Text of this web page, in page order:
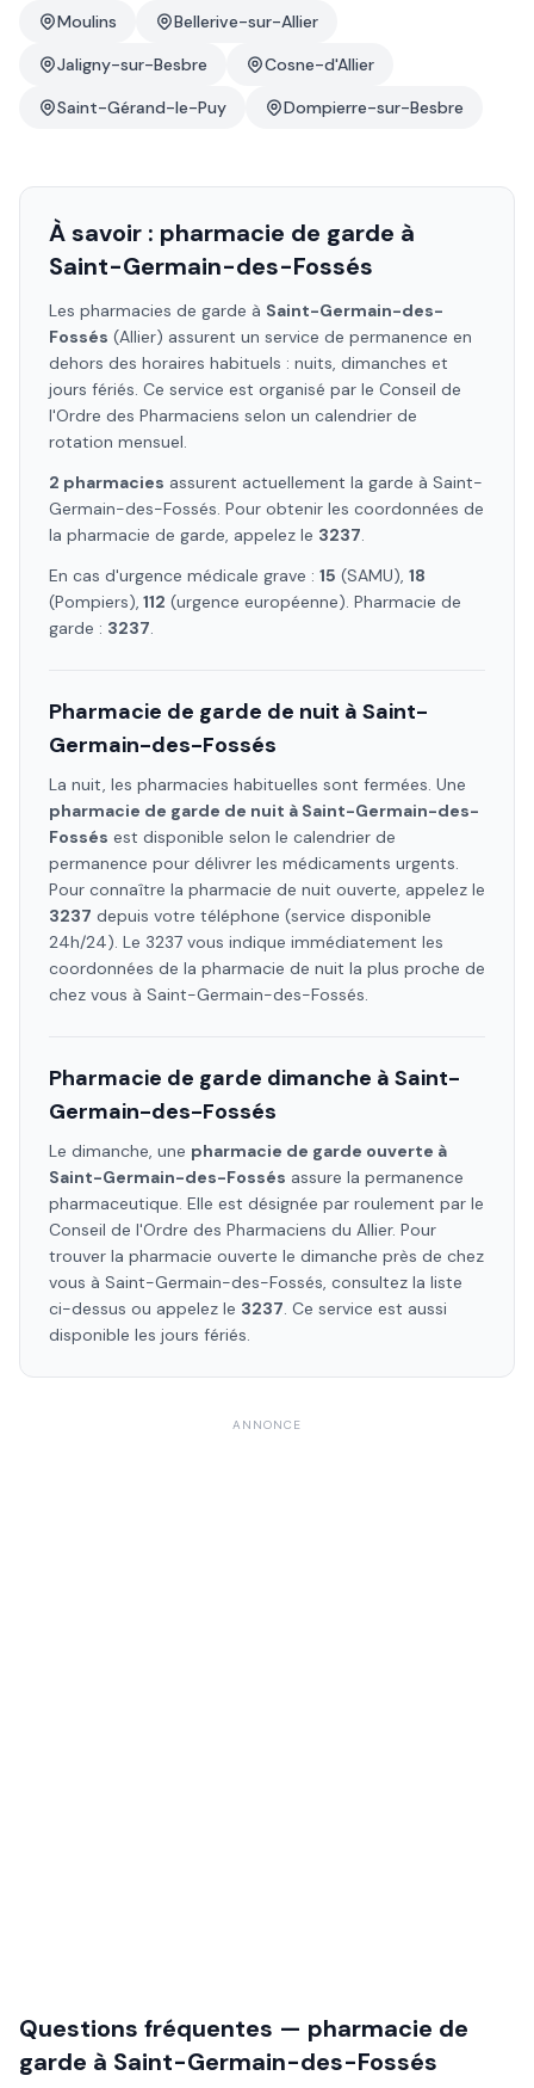
Moulins
Bellerive-sur-Allier
Jaligny-sur-Besbre
Cosne-d'Allier
Saint-Gérand-le-Puy
Dompierre-sur-Besbre
À savoir : pharmacie de garde à
Saint-Germain-des-Fossés
Les pharmacies de garde à Saint-Germain-des-
Fossés (Allier) assurent un service de permanence en
dehors des horaires habituels : nuits, dimanches et
jours fériés. Ce service est organisé par le Conseil de
l'Ordre des Pharmaciens selon un calendrier de
rotation mensuel.
2 pharmacies assurent actuellement la garde à Saint-
Germain-des-Fossés. Pour obtenir les coordonnées de
la pharmacie de garde, appelez le 3237.
En cas d'urgence médicale grave : 15 (SAMU), 18
(Pompiers), 112 (urgence européenne). Pharmacie de
garde : 3237.
Pharmacie de garde de nuit à Saint-
Germain-des-Fossés
La nuit, les pharmacies habituelles sont fermées. Une
pharmacie de garde de nuit à Saint-Germain-des-
Fossés est disponible selon le calendrier de
permanence pour délivrer les médicaments urgents.
Pour connaître la pharmacie de nuit ouverte, appelez le
3237 depuis votre téléphone (service disponible
24h/24). Le 3237 vous indique immédiatement les
coordonnées de la pharmacie de nuit la plus proche de
chez vous à Saint-Germain-des-Fossés.
Pharmacie de garde dimanche à Saint-
Germain-des-Fossés
Le dimanche, une pharmacie de garde ouverte à
Saint-Germain-des-Fossés assure la permanence
pharmaceutique. Elle est désignée par roulement par le
Conseil de l'Ordre des Pharmaciens du Allier. Pour
trouver la pharmacie ouverte le dimanche près de chez
vous à Saint-Germain-des-Fossés, consultez la liste
ci-dessus ou appelez le 3237. Ce service est aussi
disponible les jours fériés.
ANNONCE
Questions fréquentes — pharmacie de
garde à Saint-Germain-des-Fossés